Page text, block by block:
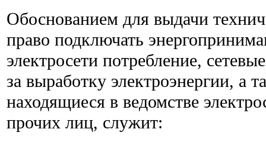
Обоснованием для выдачи
право подключать
электросети потребление,
за выработку электроэнергии, а
находящиеся в ведомстве
прочих лиц, служит: